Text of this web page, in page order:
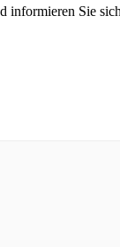
informieren Sie